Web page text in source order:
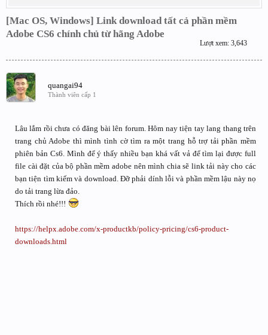
[Mac OS, Windows] Link download tất cả phần mềm
Adobe CS6 chính chủ từ hãng Adobe
Lượt xem: 3,643
quangai94
Thành viên cấp 1
Lâu lắm rồi chưa có đăng bài lên forum. Hôm nay tiện tay lang thang trên
trang chủ Adobe thì mình tình cờ tìm ra một trang hỗ trợ tải phần mềm
phiên bản Cs6. Mình để ý thấy nhiều bạn khá vất vả để tìm lại được full
file cài đặt của bộ phần mềm adobe nên mình chia sẽ link tải này cho các
bạn tiện tìm kiếm và download. Đỡ phải dính lỗi và phần mềm lậu này nọ
do tải trang lừa đảo.
Thích rồi nhé!!!
https://helpx.adobe.com/x-productkb/policy-pricing/cs6-product-
downloads.html